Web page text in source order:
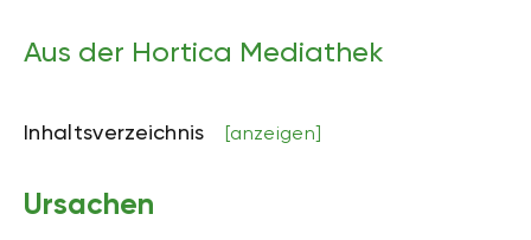
Aus der Hortica Mediathek
Inhaltsverzeichnis [anzeigen]
Ursachen